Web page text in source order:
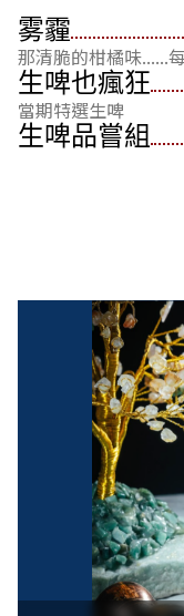
雾霾
那清脆的柑橘味......
生啤也瘋狂
當期特選生啤
生啤品嘗組